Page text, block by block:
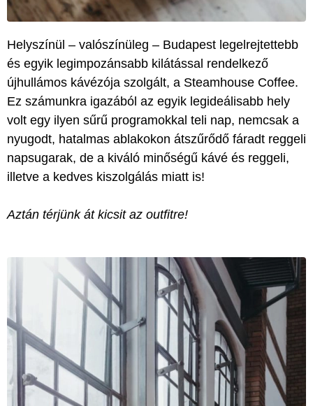
Helyszínül – valószínüleg – Budapest legelrejtettebb
és egyik legimpozánsabb kilátással rendelkező
újhullámos kávézója szolgált, a Steamhouse Coffee.
Ez számunkra igazából az egyik legideálisabb hely
volt egy ilyen sűrű programokkal teli nap, nemcsak a
nyugodt, hatalmas ablakokon átszűrődő fáradt reggeli
napsugarak, de a kiváló minőségű kávé és reggeli,
illetve a kedves kiszolgálás miatt is!
Aztán térjünk át kicsit az outfitre!